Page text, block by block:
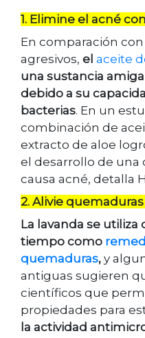
1. Elimine el acné
En comparación
agresivos, el aceite
una sustancia
debido a su
bacterias. En un
combinación de
extracto de aloe
el desarrollo de una
causa acné, detalla
2. Alivie
La lavanda se
tiempo como
quemaduras, y
antiguas sugieren
científicos que
propiedades para
la actividad